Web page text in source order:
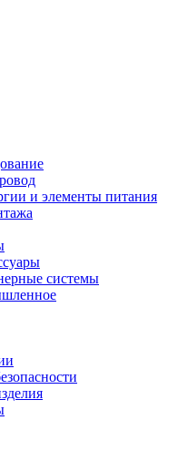
и элементы питания
системы